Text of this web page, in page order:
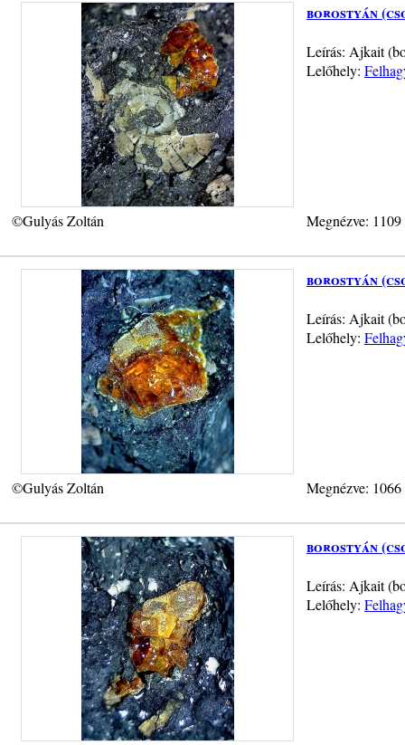
borostyán
Leírás: Ajkait
Lelőhely:
©Gulyás Zoltán Megnézve:
borostyán
Leírás: Ajkait
Lelőhely:
©Gulyás Zoltán Megnézve:
borostyán
Leírás: Ajkait
Lelőhely: